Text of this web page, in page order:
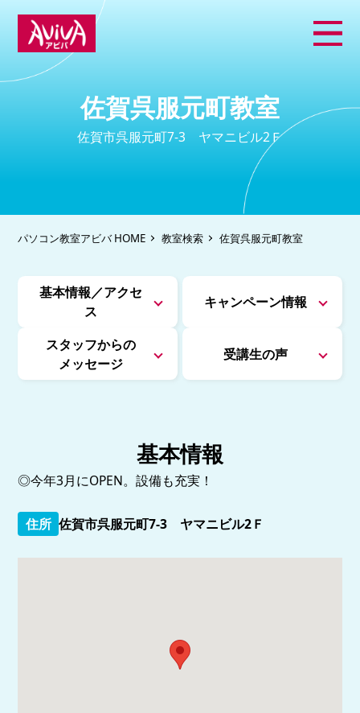
佐賀呉服元町教室
佐賀市呉服元町7-3 ヤマニビル2Ｆ
パソコン教室アビバ HOME 教室検索 佐賀呉服元町教室
基本情報／アクセ
ス
キャンペーン情報
スタッフからの
メッセージ
受講生の声
基本情報
◎今年3月にOPEN。設備も充実！
住所 佐賀市呉服元町7-3 ヤマニビル2Ｆ